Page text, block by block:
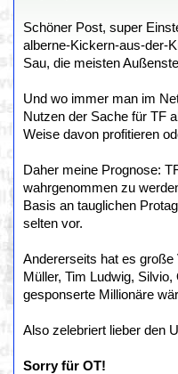
Schöner Post, super
alberne-Kickern-aus-der-
Sau, die meisten
Und wo immer man im
Nutzen der Sache für TF
Weise davon profitieren
Daher meine Prognose:
wahrgenommen zu
Basis an tauglichen
selten vor.
Andererseits hat es große
Müller, Tim Ludwig,
gesponserte Millionäre
Also zelebriert lieber den
Sorry für OT!